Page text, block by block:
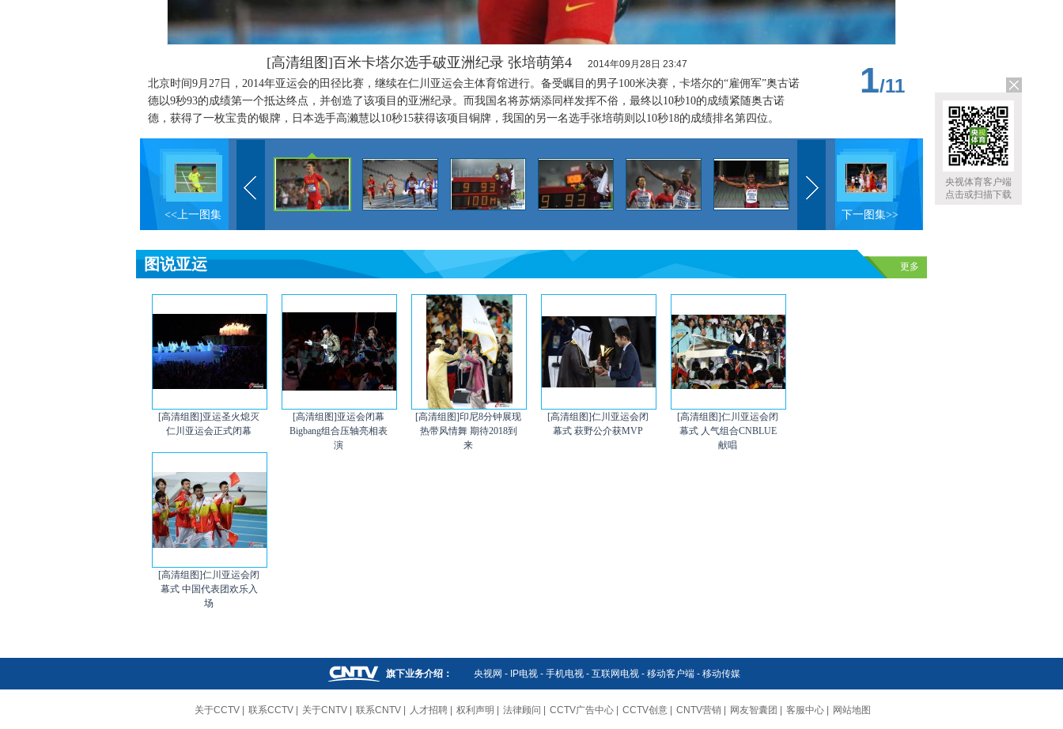
央视体育客户端
点击或扫描下载
[高清组图]百米卡塔尔选手破亚洲纪录 张培萌第4 2014年09月28日 23:47
北京时间9月27日，2014年亚运会的田径比赛，继续在仁川亚运会主体育馆进行。备受瞩目的男子100米决赛，卡塔尔的“雇佣军”奥古诺
德以9秒93的成绩第一个抵达终点，并创造了该项目的亚洲纪录。而我国名将苏炳添同样发挥不俗，最终以10秒10的成绩紧随奥古诺
德，获得了一枚宝贵的银牌，日本选手高濑慧以10秒15获得该项目铜牌，我国的另一名选手张培萌则以10秒18的成绩排名第四位。
1/11
<<上一图集 下一图集>>
图说亚运 更多
[高清组图]亚运圣火熄灭
仁川亚运会正式闭幕
[高清组图]亚运会闭幕
Bigbang组合压轴亮相表
演
[高清组图]印尼8分钟展现
热带风情舞 期待2018到
来
[高清组图]仁川亚运会闭
幕式 萩野公介获MVP
[高清组图]仁川亚运会闭
幕式 人气组合CNBLUE
献唱
[高清组图]仁川亚运会闭
幕式 中国代表团欢乐入
场
旗下业务介绍： 央视网 - IP电视- 手机电视- 互联网电视- 移动客户端- 移动传媒
关于CCTV 联系CCTV 关于CNTV 联系CNTV 人才招聘 权利声明 法律顾问 CCTV广告中心 CCTV创意 CNTV营销 网友智囊团 客服中心 网站地图